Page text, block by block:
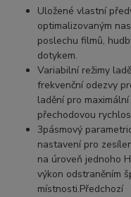
Uložené vlastní
optimalizovaným
poslechu filmů,
dotykem.
Variabilní režimy
frekvenční odezvy
ladění pro
přechodovou
3pásmový
nastavení pro
na úroveň jednoho
výkon odstraněním
místnosti.Předchozí